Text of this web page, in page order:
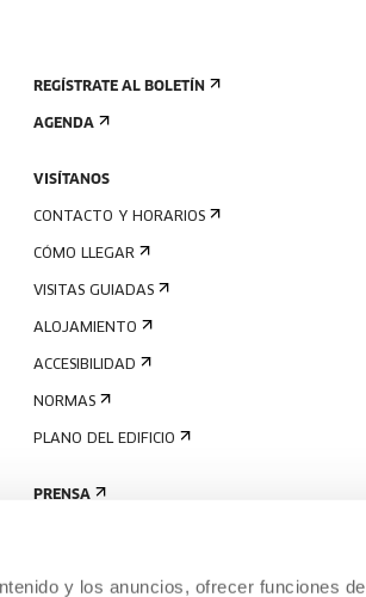
y los anuncios, ofrecer funciones de
REGÍSTRATE AL BOLETÍN
AGENDA
VISÍTANOS
CONTACTO Y HORARIOS
CÓMO LLEGAR
VISITAS GUIADAS
ALOJAMIENTO
ACCESIBILIDAD
NORMAS
PLANO DEL EDIFICIO
PRENSA